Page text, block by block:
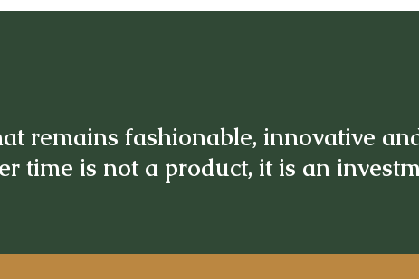
remains fashionable, innovative
time is not a product, it is an